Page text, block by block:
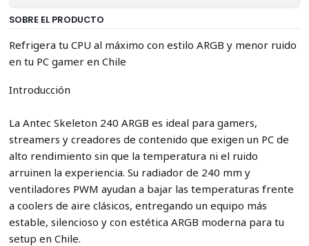
SOBRE EL PRODUCTO
Refrigera tu CPU al máximo con estilo ARGB y menor ruido
en tu PC gamer en Chile
Introducción
La Antec Skeleton 240 ARGB es ideal para gamers,
streamers y creadores de contenido que exigen un PC de
alto rendimiento sin que la temperatura ni el ruido
arruinen la experiencia. Su radiador de 240 mm y
ventiladores PWM ayudan a bajar las temperaturas frente
a coolers de aire clásicos, entregando un equipo más
estable, silencioso y con estética ARGB moderna para tu
setup en Chile.